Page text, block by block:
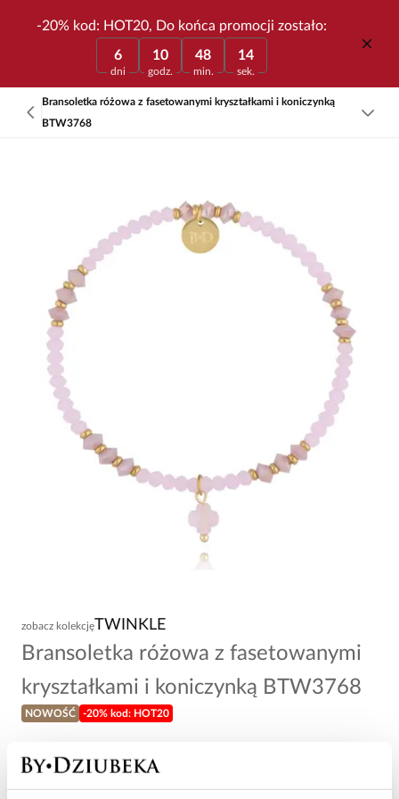
-20% kod: HOT20, Do końca promocji zostało:
6
dni
10
godz.
48
min.
14
sek.
Bransoletka różowa z fasetowanymi kryształkami i koniczynką
BTW3768
zobacz kolekcjęTWINKLE
Bransoletka różowa z fasetowanymi
kryształkami i koniczynką BTW3768
NOWOŚĆ -20% kod: HOT20
69,00 zł